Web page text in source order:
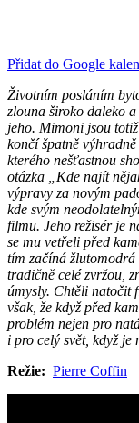
Přidat do Google
Životním posláním
zlouna široko daleko
jeho. Mimoni jsou
končí špatně
kterého nešťastnou
otázka „Kde najít
výpravy za novým
kde svým
filmu. Jeho režisér je
se mu vetřeli před
tím začíná
tradičně celé zvržou,
úmysly. Chtěli natočit
však, že když před
problém nejen pro
i pro celý svět, když je
Režie: Pierre Coffin